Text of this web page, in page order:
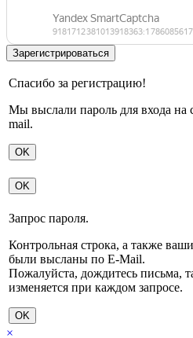
Спасибо за регистрацию!
Мы выслали пароль для входа на
mail.
OK
OK
Запрос пароля.
Контрольная строка, а также
были высланы по E-Mail.
Пожалуйста, дождитесь письма,
изменяется при каждом запросе.
OK
×